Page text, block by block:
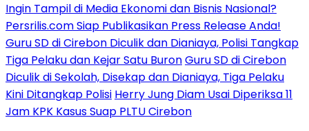
Ingin Tampil di Media Ekonomi dan Bisnis Nasional?
Persrilis.com Siap Publikasikan Press Release Anda!
Guru SD di Cirebon Diculik dan Dianiaya, Polisi Tangkap
Tiga Pelaku dan Kejar Satu BuronGuru SD di Cirebon
Diculik di Sekolah, Disekap dan Dianiaya, Tiga Pelaku
Kini Ditangkap Polisi Herry Jung Diam Usai Diperiksa 11
Jam KPK Kasus Suap PLTU Cirebon